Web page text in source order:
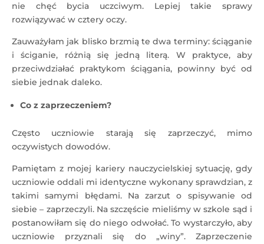
nie chęć bycia uczciwym. Lepiej takie sprawy
rozwiązywać w cztery oczy.
Zauważyłam jak blisko brzmią te dwa terminy: ściąganie
i ściganie, różnią się jedną literą. W praktyce, aby
przeciwdziałać praktykom ściągania, powinny być od
siebie jednak daleko.
Co z zaprzeczeniem?
Często uczniowie starają się zaprzeczyć, mimo
oczywistych dowodów.
Pamiętam z mojej kariery nauczycielskiej sytuację, gdy
uczniowie oddali mi identyczne wykonany sprawdzian, z
takimi samymi błędami. Na zarzut o spisywanie od
siebie – zaprzeczyli. Na szczęście mieliśmy w szkole sąd i
postanowiłam się do niego odwołać. To wystarczyło, aby
uczniowie przyznali się do „winy”. Zaprzeczenie